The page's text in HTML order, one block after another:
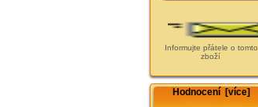
Informujte přátele o tomto
zboží
Hodnocení [více]